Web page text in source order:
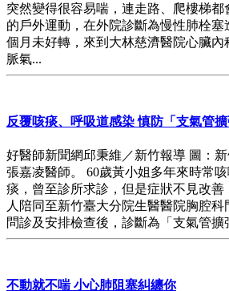
突然變得很容易喘，連走路、爬樓梯
的戶外運動，在外院診斷為慢性肺栓
個月未好轉，來到大林慈濟醫院心臟內
脈氣...
反覆咳痰、呼吸道感染 慎防「支氣管擴
好醫師新聞網邱秉維／新竹報導 圖：
張嘉凌醫師。 60歲黃小姐多年來時常
痰，曾至診所求診，但是症狀不見改善
人陪同至新竹臺大分院生醫醫院胸腔
問診及安排檢查後，診斷為「支氣管擴
不動就不喘 小心肺阻塞糾纏你